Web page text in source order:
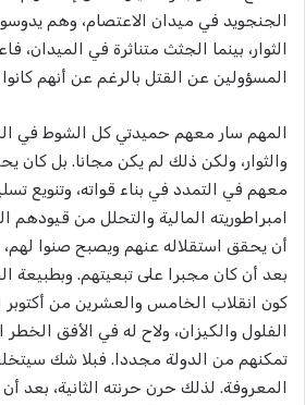
الجنجويد في ميدان الاعتصام، وهم
الثوار، بينما الجثث متناثرة في الميدان،
المسؤولين عن القتل بالرغم عن أنهم
المهم سار معهم حميدتي كل الشوط في
والثوار، ولكن ذلك لم يكن مجانا. بل كان
معهم في التمدد في بناء قواته، وتنويع
امبراطوريته المالية والتحلل من قيودهم
أن يحقق استقلاله عنهم ويصبح صنوا لهم،
بعد أن كان مجبرا على تبعيتهم. وبطبيعة
الفلول والكيزان، ولاح له في الأفق
تمكنهم من الدولة مجددا. فبلا شك
المعروفة. لذلك حرن حرنته الثانية، بعد